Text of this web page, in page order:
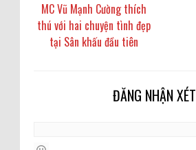
MC Vũ Mạnh Cường thích
thú với hai chuyện tình đẹp
tại Sân khấu đầu tiên
ĐĂNG NHẬN XÉT